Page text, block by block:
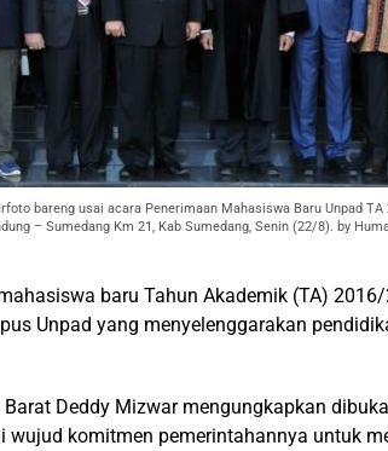
bareng usai acara Penerimaan Mahasiswa Baru Unpad
– Sumedang Km 21, Kab Sumedang, Senin (22/8). by
baru Tahun Akademik (TA)
Unpad yang menyelenggarakan
Deddy Mizwar mengungkapkan
wujud komitmen pemerintahannya untuk